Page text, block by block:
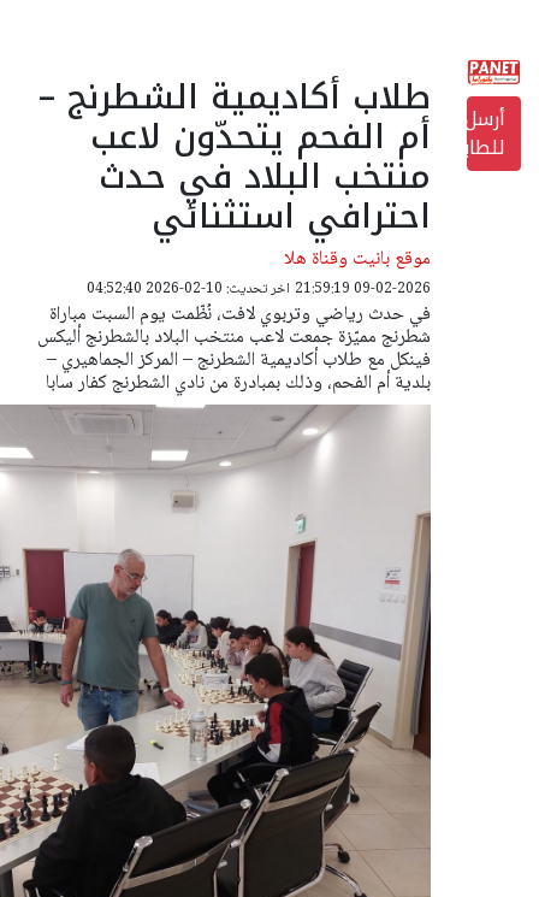
أرسل
للطابعة
طلاب أكاديمية الشطرنج –
أم الفحم يتحدّون لاعب
منتخب البلاد في حدث
احترافي استثنائي
موقع بانيت وقناة هلا
09-02-2026 21:59:19 اخر تحديث: 10-02-2026 04:52:40
في حدث رياضي وتربوي لافت، نُظّمت يوم السبت مباراة
شطرنج مميّزة جمعت لاعب منتخب البلاد بالشطرنج أليكس
فينكل مع طلاب أكاديمية الشطرنج – المركز الجماهيري –
بلدية أم الفحم، وذلك بمبادرة من نادي الشطرنج كفار سابا